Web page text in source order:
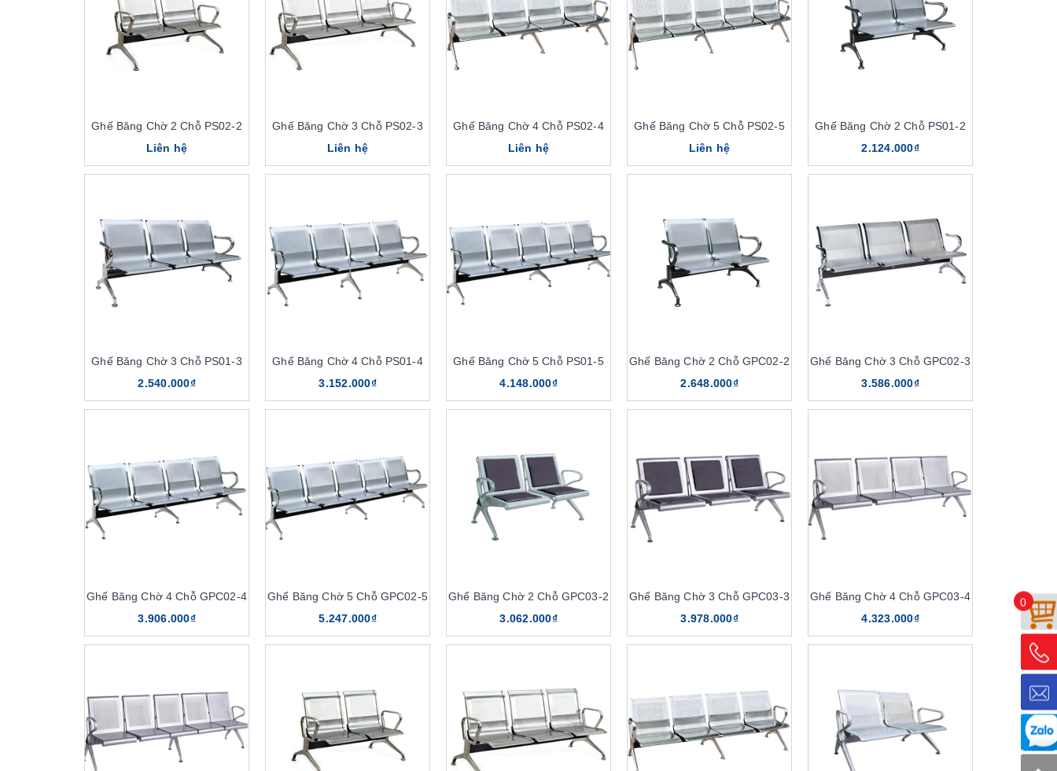
Ghế Băng Chờ 2 Chỗ PS02-2
Liên hệ
Ghế Băng Chờ 3 Chỗ PS02-3
Liên hệ
Ghế Băng Chờ 4 Chỗ PS02-4
Liên hệ
Ghế Băng Chờ 5 Chỗ PS02-5
Liên hệ
Ghế Băng Chờ 2 Chỗ PS01-2
2.124.000₫
Ghế Băng Chờ 3 Chỗ PS01-3
2.540.000₫
Ghế Băng Chờ 4 Chỗ PS01-4
3.152.000₫
Ghế Băng Chờ 5 Chỗ PS01-5
4.148.000₫
Ghế Băng Chờ 2 Chỗ GPC02-2
2.648.000₫
Ghế Băng Chờ 3 Chỗ GPC02-3
3.586.000₫
Ghế Băng Chờ 4 Chỗ GPC02-4
3.906.000₫
Ghế Băng Chờ 5 Chỗ GPC02-5
5.247.000₫
Ghế Băng Chờ 2 Chỗ GPC03-2
3.062.000₫
Ghế Băng Chờ 3 Chỗ GPC03-3
3.978.000₫
Ghế Băng Chờ 4 Chỗ GPC03-4
4.323.000₫
0